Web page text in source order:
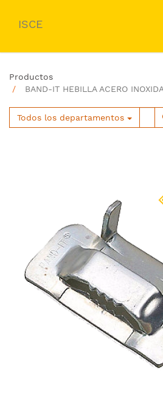
ISCE
Productos
BAND-IT HEBILLA ACERO
Todos los departamentos